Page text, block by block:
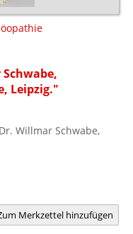
Leipzig."
Willmar Schwabe,
Merkzettel hinzufügen